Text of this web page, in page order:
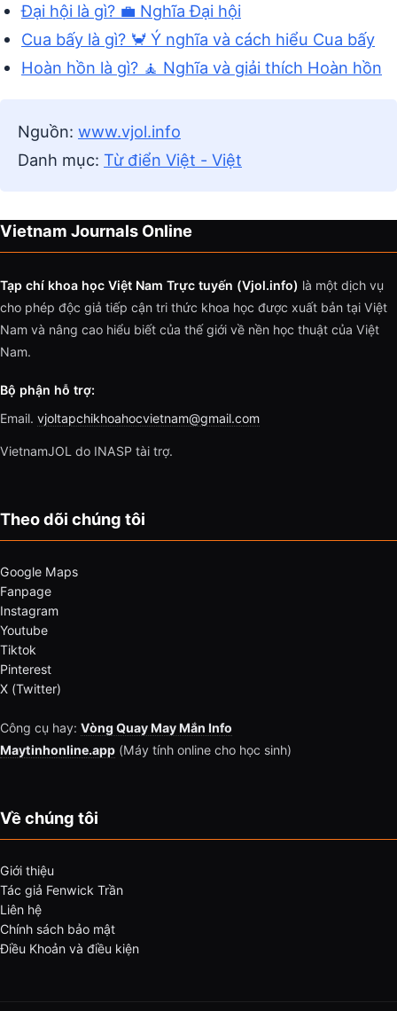
Đại hội là gì? 💼 Nghĩa Đại hội
Cua bấy là gì? 🦀 Ý nghĩa và cách hiểu Cua bấy
Hoàn hồn là gì? 🧘 Nghĩa và giải thích Hoàn hồn
Nguồn: www.vjol.info
Danh mục: Từ điển Việt - Việt
Vietnam Journals Online
Tạp chí khoa học Việt Nam Trực tuyến (Vjol.info) là một dịch vụ
cho phép độc giả tiếp cận tri thức khoa học được xuất bản tại Việt
Nam và nâng cao hiểu biết của thế giới về nền học thuật của Việt
Nam.
Bộ phận hỗ trợ:
Email. vjoltapchikhoahocvietnam@gmail.com
VietnamJOL do INASP tài trợ.
Theo dõi chúng tôi
Google Maps
Fanpage
Instagram
Youtube
Tiktok
Pinterest
X (Twitter)
Công cụ hay: Vòng Quay May Mắn Info
Maytinhonline.app (Máy tính online cho học sinh)
Về chúng tôi
Giới thiệu
Tác giả Fenwick Trần
Liên hệ
Chính sách bảo mật
Điều Khoản và điều kiện